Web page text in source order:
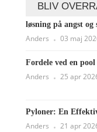
BLIV
løsning på angst og
Anders 03 maj
Fordele ved en
Anders 25 apr
Pyloner: En
Anders 21 apr